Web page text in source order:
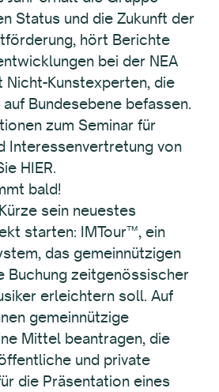
Status und die Zukunft der
hört Berichte
bei der NEA
Kunstexperten, die
Bundesebene befassen.
zum Seminar für
Interessenvertretung von
HIER.
bald!
sein neuestes
starten: IMTour™, ein
das gemeinnützigen
Buchung zeitgenössischer
erleichtern soll. Auf
gemeinnützige
Mittel beantragen, die
und private
die Präsentation eines